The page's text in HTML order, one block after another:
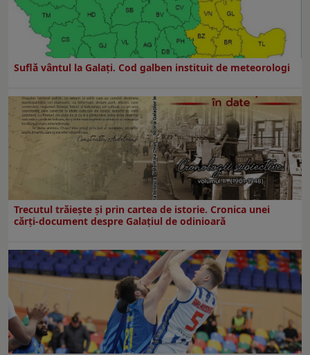
Suflă vântul la Galaţi. Cod galben instituit de meteorologi
Trecutul trăiește și prin cartea de istorie. Cronica unei
cărți-document despre Galațiul de odinioară